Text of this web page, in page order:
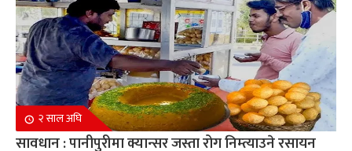
२ साल अघि
सावधान : पानीपुरीमा क्यान्सर जस्ता रोग निम्त्याउने रसायन